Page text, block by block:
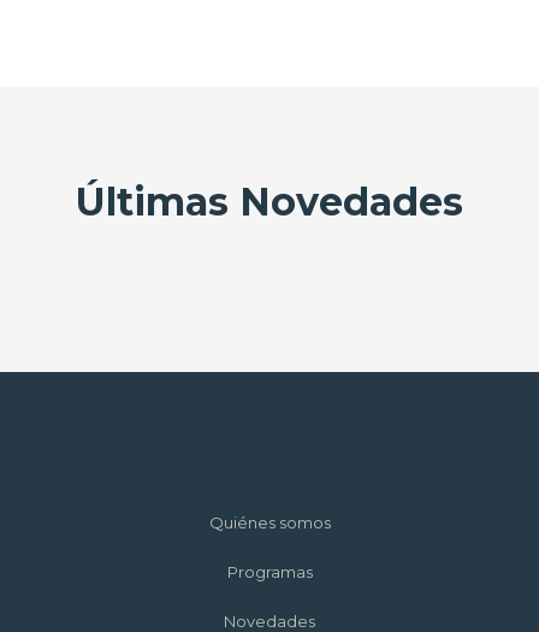
Últimas Novedades
Quiénes somos
Programas
Novedades